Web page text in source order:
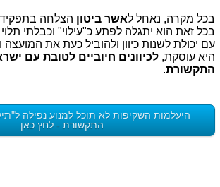
בכל מקרה, נאחל לאשר ביטון הצלחה
בכל זאת הוא יתגלה לפתע כ"עילוי" וכבלתי
עם יכולת לשנות כיוון ולהוביל כעת את
היא עוסקת, לכיוונים חיוביים לטובת עם
התקשורת.
התקשורת - לחץ כאן